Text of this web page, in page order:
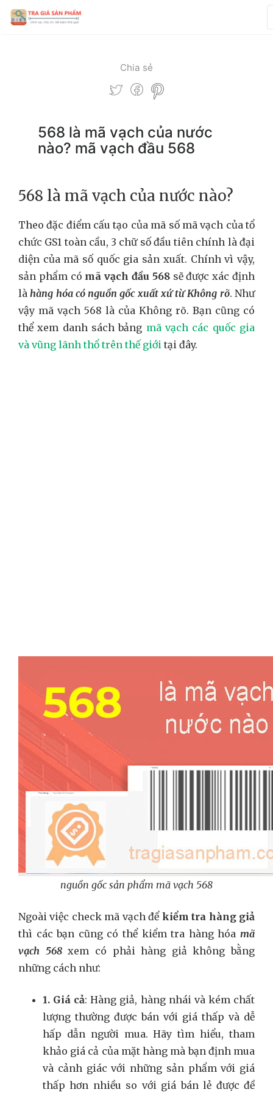
Chia sẻ
568 là mã vạch của nước
nào? mã vạch đầu 568
568 là mã vạch của nước nào?
Theo đặc điểm cấu tạo của mã số mã vạch của tổ
chức GS1 toàn cầu, 3 chữ số đầu tiên chính là đại
diện của mã số quốc gia sản xuất. Chính vì vậy,
sản phẩm có mã vạch đầu 568sẽ được xác định
làhàng hóa có nguồn gốc xuất xứ từ Không rõ. Như
vậy mã vạch 568 là của Không rõ. Bạn cũng có
thể xem danh sách bảng mã vạch các quốc gia
và vũng lãnh thổ trên thế giới tại đây.
nguồn gốc sản phẩm mã vạch 568
Ngoài việc check mã vạch để kiểm tra hàng giả
thì các bạn cũng có thể kiểm tra hàng hóa mã
vạch 568xem có phải hàng giả không bằng
những cách như:
1. Giá cả: Hàng giả, hàng nhái và kém chất
lượng thường được bán với giá thấp và dễ
hấp dẫn người mua. Hãy tìm hiểu, tham
khảo giá cả của mặt hàng mà bạn định mua
và cảnh giác với những sản phẩm với giá
thấp hơn nhiều so với giá bán lẻ được đề